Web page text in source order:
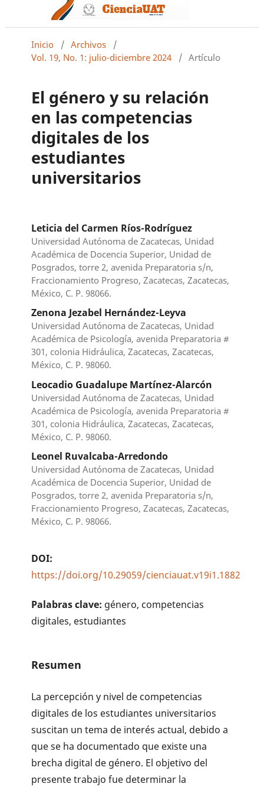
Inicio / Archivos
/
Vol. 19, No. 1: julio-diciembre 2024
/ Artículo
El género y su relación
en las competencias
digitales de los
estudiantes
universitarios
Leticia del Carmen Ríos-Rodríguez
Universidad Autónoma de Zacatecas, Unidad
Académica de Docencia Superior, Unidad de
Posgrados, torre 2, avenida Preparatoria s/n,
Fraccionamiento Progreso, Zacatecas, Zacatecas,
México, C. P. 98066.
Zenona Jezabel Hernández-Leyva
Universidad Autónoma de Zacatecas, Unidad
Académica de Psicología, avenida Preparatoria #
301, colonia Hidráulica, Zacatecas, Zacatecas,
México, C. P. 98060.
Leocadio Guadalupe Martínez-Alarcón
Universidad Autónoma de Zacatecas, Unidad
Académica de Psicología, avenida Preparatoria #
301, colonia Hidráulica, Zacatecas, Zacatecas,
México, C. P. 98060.
Leonel Ruvalcaba-Arredondo
Universidad Autónoma de Zacatecas, Unidad
Académica de Docencia Superior, Unidad de
Posgrados, torre 2, avenida Preparatoria s/n,
Fraccionamiento Progreso, Zacatecas, Zacatecas,
México, C. P. 98066.
DOI:
https://doi.org/10.29059/cienciauat.v19i1.1882
Palabras clave: género, competencias
digitales, estudiantes
Resumen
La percepción y nivel de competencias
digitales de los estudiantes universitarios
suscitan un tema de interés actual, debido a
que se ha documentado que existe una
brecha digital de género. El objetivo del
presente trabajo fue de­terminar la